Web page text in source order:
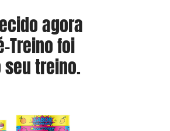
agora
Treino foi
treino.